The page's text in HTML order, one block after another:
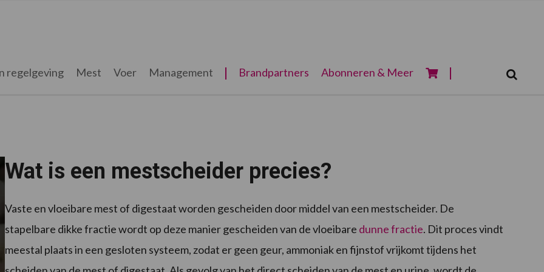
regelgeving Mest Voer Management Brandpartners Abonneren & Meer
Wat is een mestscheider precies?
Vaste en vloeibare mest of digestaat worden gescheiden door middel van een mestscheider. De
stapelbare dikke fractie wordt op deze manier gescheiden van de vloeibare dunne fractie. Dit proces vindt
meestal plaats in een gesloten systeem, zodat er geen geur, ammoniak en fijnstof vrijkomt tijdens het